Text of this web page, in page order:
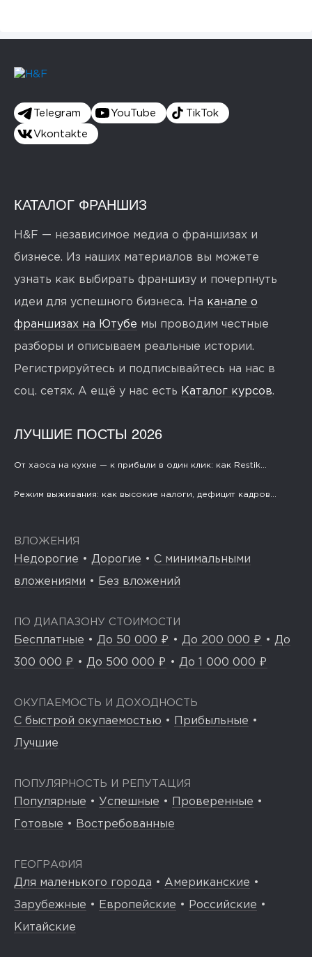
Telegram YouTube TikTok
Vkontakte
КАТАЛОГ ФРАНШИЗ
H&F — независимое медиа о франшизах и
бизнесе. Из наших материалов вы можете
узнать как выбирать франшизу и почерпнуть
идеи для успешного бизнеса. На канале о
франшизах на Ютубе мы проводим честные
разборы и описываем реальные истории.
Регистрируйтесь и подписывайтесь на нас в
соц. сетях. А ещё у нас есть Каталог курсов.
ЛУЧШИЕ ПОСТЫ 2026
От хаоса на кухне — к прибыли в один клик: как Restik...
Режим выживания: как высокие налоги, дефицит кадров...
ВЛОЖЕНИЯ
Недорогие • Дорогие • С минимальными
вложениями • Без вложений
ПО ДИАПАЗОНУ СТОИМОСТИ
Бесплатные • До 50 000 ₽ • До 200 000 ₽ • До
300 000 ₽ • До 500 000 ₽ • До 1 000 000 ₽
ОКУПАЕМОСТЬ И ДОХОДНОСТЬ
С быстрой окупаемостью • Прибыльные •
Лучшие
ПОПУЛЯРНОСТЬ И РЕПУТАЦИЯ
Популярные • Успешные • Проверенные •
Готовые • Востребованные
ГЕОГРАФИЯ
Для маленького города • Американские •
Зарубежные • Европейские • Российские •
Китайские